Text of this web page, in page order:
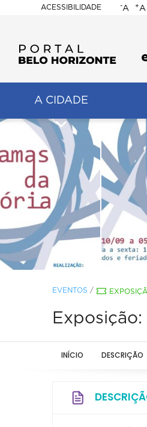
ACESSIBILIDADE
BELO
-A +A
A CIDADE
EVENTOS /
INÍCIO DESCRIÇÃO